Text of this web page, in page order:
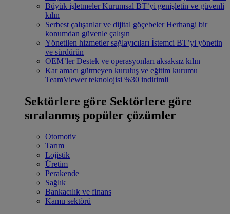
Büyük işletmeler Kurumsal BT’yi genişletin ve güvenli
kılın
Serbest çalışanlar ve dijital göçebeler Herhangi bir
konumdan güvenle çalışın
Yönetilen hizmetler sağlayıcıları İstemci BT’yi yönetin
ve sürdürün
OEM’ler Destek ve operasyonları aksaksız kılın
Kar amacı gütmeyen kuruluş ve eğitim kurumu
TeamViewer teknolojisi %30 indirimli
Sektörlere göre Sektörlere göre
sıralanmış popüler çözümler
Otomotiv
Tarım
Lojistik
Üretim
Perakende
Sağlık
Bankacılık ve finans
Kamu sektörü